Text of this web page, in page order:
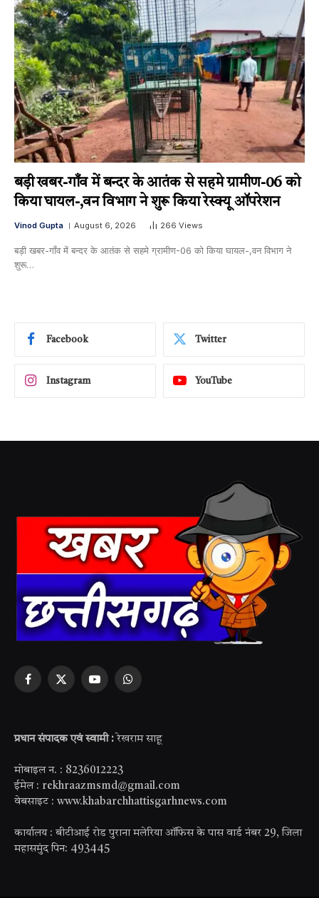
बड़ी खबर-गाँव में बन्दर के आतंक से सहमे ग्रामीण-06 को
किया घायल-,वन विभाग ने शुरू किया रेस्क्यू ऑपरेशन
Vinod Gupta August 6, 2026 266 Views
बड़ी खबर-गाँव में बन्दर के आतंक से सहमे ग्रामीण-06 को किया घायल-,वन विभाग ने
शुरू…
Facebook Twitter
Instagram YouTube
Facebook
X
YouTubeWhatsApp
प्रधान संपादक एवं स्वामी : रेखराम साहू
मोबाइल न. : 8236012223
ईमेल : rekhraazmsmd@gmail.com
वेबसाइट : www.khabarchhattisgarhnews.com
कार्यालय : बीटीआई रोड पुराना मलेरिया ऑफिस के पास वार्ड नंबर 29, जिला
महासमुंद पिन: 493445